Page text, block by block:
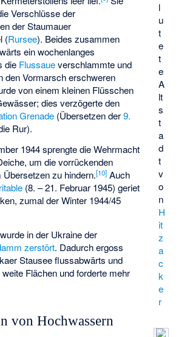
l
u
t
e
t
e
A
lt
s
t
a
d
t
v
o
n
H
it
z
a
c
k
e
r
Verschlüsse der
der Staumauer
(Rursee). Beides zusammen
ein wochenlanges
die Flussaueverschlammte und
den Vormarsch erschweren
von einem kleinen Flüsschen
dies verzögerte den
Grenade (Übersetzen der9.
Rur).
1944 sprengte die Wehrmacht
um die vorrückenden
Übersetzen zu hindern.[10] Auch
(8. – 21. Februar 1945) geriet
zumal der Winter 1944/45
in der Ukraine der
zerstört. Dadurch ergoss
Stausee flussabwärts und
Flächen und forderte mehr
von Hochwassern